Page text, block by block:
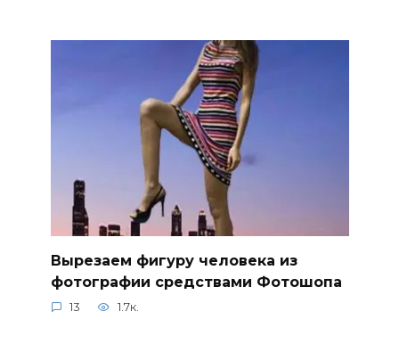
Вырезаем фигуру человека из
фотографии средствами Фотошопа
13 1.7к.